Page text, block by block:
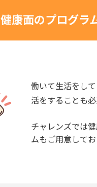
健康面のプログラ
働いて生活をし
活をすることも必
チャレンズでは
ムもご用意してお